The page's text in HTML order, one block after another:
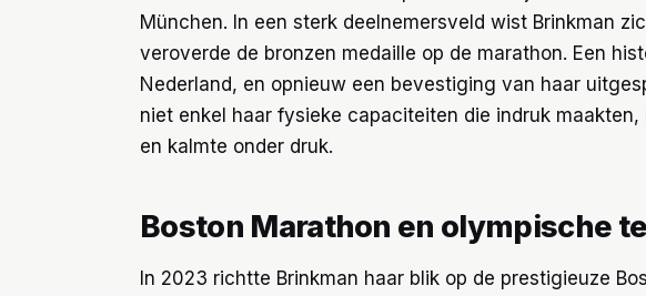
München. In een sterk deelnemersveld wist Brinkman
veroverde de bronzen medaille op de marathon. Een
Nederland, en opnieuw een bevestiging van haar
niet enkel haar fysieke capaciteiten die indruk
en kalmte onder druk.
Boston Marathon en olympische
In 2023 richtte Brinkman haar blik op de prestigieuze